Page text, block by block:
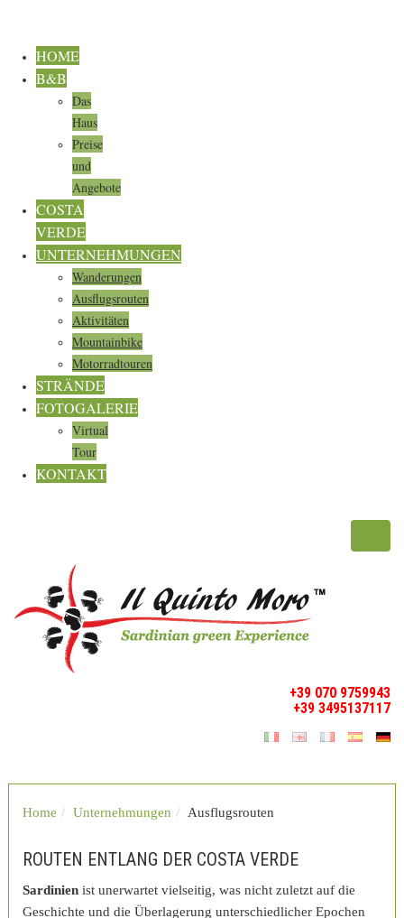
HOME
B&B
Das
Haus
Preise
und
Angebote
COSTA
VERDE
UNTERNEHMUNGEN
Wanderungen
Ausflugsrouten
Aktivitäten
Mountainbike
Motorradtouren
STRÄNDE
FOTOGALERIE
Virtual
Tour
KONTAKT
+39 070 9759943
+39 3495137117
Home Unternehmungen Ausflugsrouten
ROUTEN ENTLANG DER COSTA VERDE
Sardinienist unerwartet vielseitig, was nicht zuletzt auf die
Geschichte und die Überlagerung unterschiedlicher Epochen